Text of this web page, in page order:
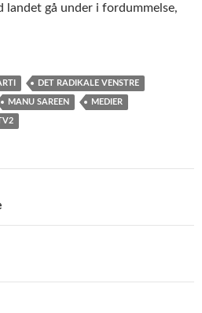
landet gå under i fordummelse,
DET RADIKALE VENSTRE
MANU SAREEN MEDIER